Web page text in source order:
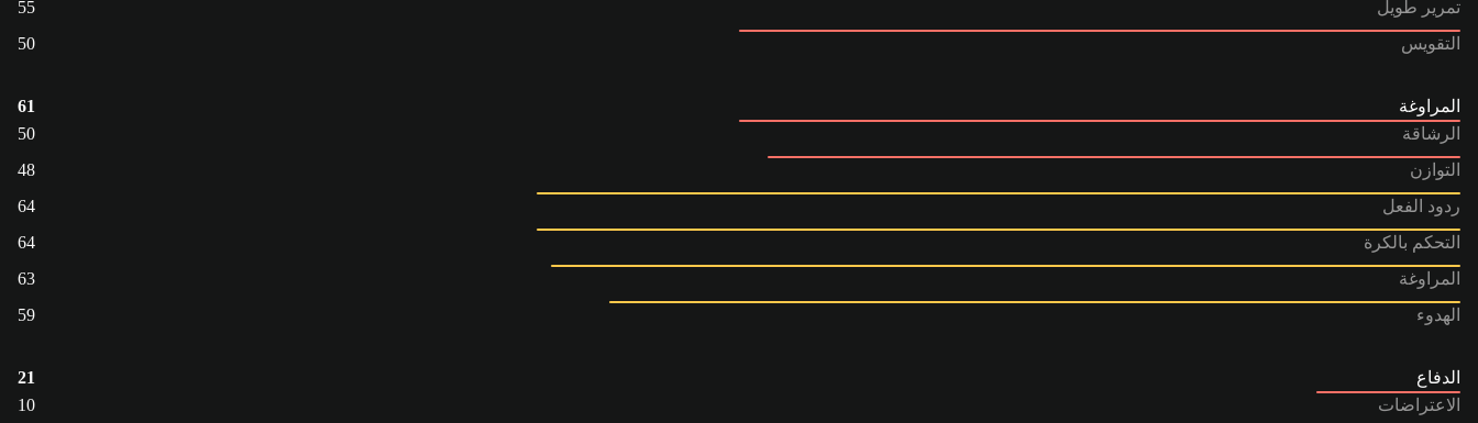
تمرير طويل
55
التقويس
50
المراوغة
61
الرشاقة
50
التوازن
48
ردود الفعل
64
التحكم بالكرة
64
المراوغة
63
الهدوء
59
الدفاع
21
الاعتراضات
10